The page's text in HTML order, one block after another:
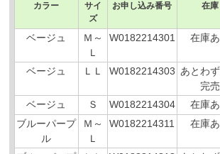
カラー
サイ
ズ
お申し込み番号 在庫
ベージュ
Ｍ～
Ｌ
W0182214301 在庫
ベージュ ＬＬ W0182214303 あとわ
完売
ベージュ
Ｓ W0182214304
在庫
ブルーパープ
ル
Ｍ～
Ｌ
W0182214311 在庫